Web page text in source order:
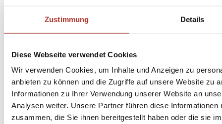
Zustimmung Details
Diese Webseite verwendet Cookies
Wir verwenden Cookies, um Inhalte und Anzeigen zu
anbieten zu können und die Zugriffe auf unsere Website zu
Informationen zu Ihrer Verwendung unserer Website an
Analysen weiter. Unsere Partner führen diese
zusammen, die Sie ihnen bereitgestellt haben oder die sie
Unser Dankeschön für deinen Einkauf ab 100 €